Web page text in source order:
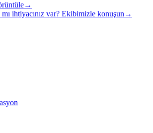
→
ihtiyacınız var? Ekibimizle konuşun →